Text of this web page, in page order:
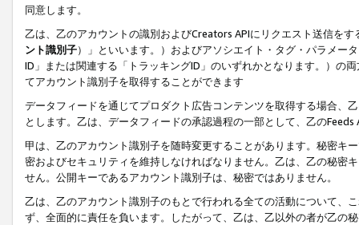
同意します。
乙は、乙のアカウントの識別およびCreators APIにリクエスト送信を
ント識別子）」といいます。）およびアソシエイト・タグ・パラメー
ID」または関連する「トラッキングID」のいずれかとなります。）の
てアカウント識別子を取得することができます
データフィードを通じてプロダクト広告コンテンツを取得する場合、
とします。乙は、データフィードの承認過程の一部として、乙の
甲は、乙のアカウント識別子を随時変更することがあります。秘密キ
密およびセキュリティを維持しなければなりません。乙は、乙の秘密
せん。公開キーであるアカウント識別子は、秘密ではありません。
乙は、乙のアカウント識別子のもとで行われる全ての活動について、
ず、全面的に責任を負います。したがって、乙は、乙以外の者が乙の